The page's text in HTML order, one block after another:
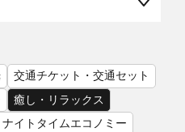
交通チケット・交通セット
癒し・リラックス
ナイトタイムエコノミー